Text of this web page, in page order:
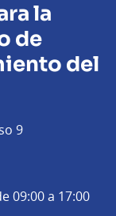
la
de
del
9
09:00 a 17:00